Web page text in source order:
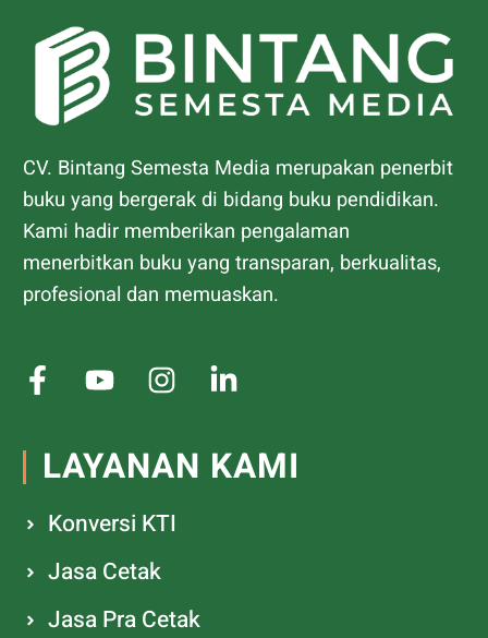
CV. Bintang Semesta Media merupakan penerbit
buku yang bergerak di bidang buku pendidikan.
Kami hadir memberikan pengalaman
menerbitkan buku yang transparan, berkualitas,
profesional dan memuaskan.
LAYANAN KAMI
Konversi KTI
Jasa Cetak
Jasa Pra Cetak